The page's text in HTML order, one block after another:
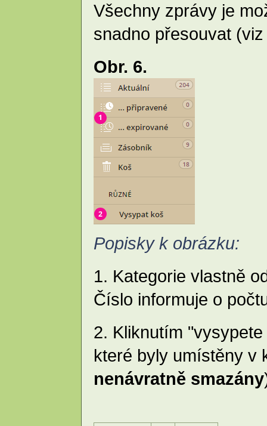
Všechny zprávy je
snadno přesouvat
Obr. 6.
Popisky k obrázku:
1. Kategorie vlastně
Číslo informuje o
2. Kliknutím
které byly umístěny v
nenávratně smazány